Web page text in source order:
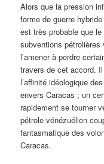
Alors que la pression
forme de guerre
est très probable que
subventions pétrolières
l’amener à perdre
travers de cet accord.
l’affinité idéologique
envers Caracas ; un
rapidement se tourner
pétrole vénézuélien
fantasmatique des
Caracas.